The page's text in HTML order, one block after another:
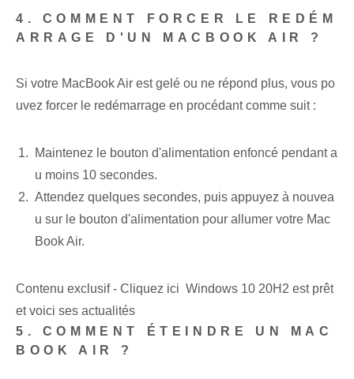
4. COMMENT FORCER LE REDÉM
ARRAGE D'UN MACBOOK AIR ?
Si votre MacBook Air est gelé ou ne répond plus, vous po
uvez forcer le redémarrage en procédant comme suit :
Maintenez le bouton d'alimentation enfoncé pendant a
u moins 10 secondes.
Attendez quelques secondes, puis appuyez à nouvea
u sur le bouton d'alimentation pour allumer votre Mac
Book Air.
Contenu exclusif - Cliquez ici Windows 10 20H2 est prêt
et voici ses actualités
5. COMMENT ÉTEINDRE UN MAC
BOOK AIR ?